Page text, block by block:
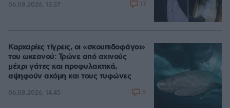
06.08.2026, 13:37 17
Καρχαρίες τίγρεις, οι «σκουπιδοφάγοι»
του ωκεανού: Τρώνε από αχινούς
μέχρι γάτες και προφυλακτικά,
αψηφούν ακόμη και τους τυφώνες
06.08.2026, 14:45 5